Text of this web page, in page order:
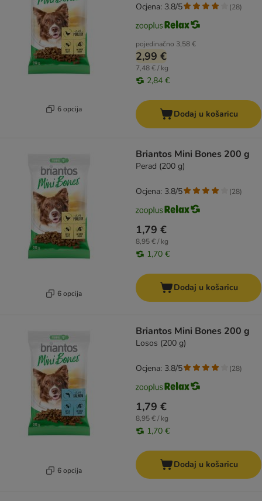
6 opcija
pojedinačno 3,58 €
2,99 €
7,48 € / kg
2,84 €
Ocjena: 3.8/5 (28)
Dodaj u košaricu
6 opcija
Briantos Mini Bones 200 g
Perad (200 g)
1,79 €
8,95 € / kg
1,70 €
Ocjena: 3.8/5 (28)
Dodaj u košaricu
6 opcija
Briantos Mini Bones 200 g
Losos (200 g)
1,79 €
8,95 € / kg
1,70 €
Ocjena: 3.8/5 (28)
Dodaj u košaricu